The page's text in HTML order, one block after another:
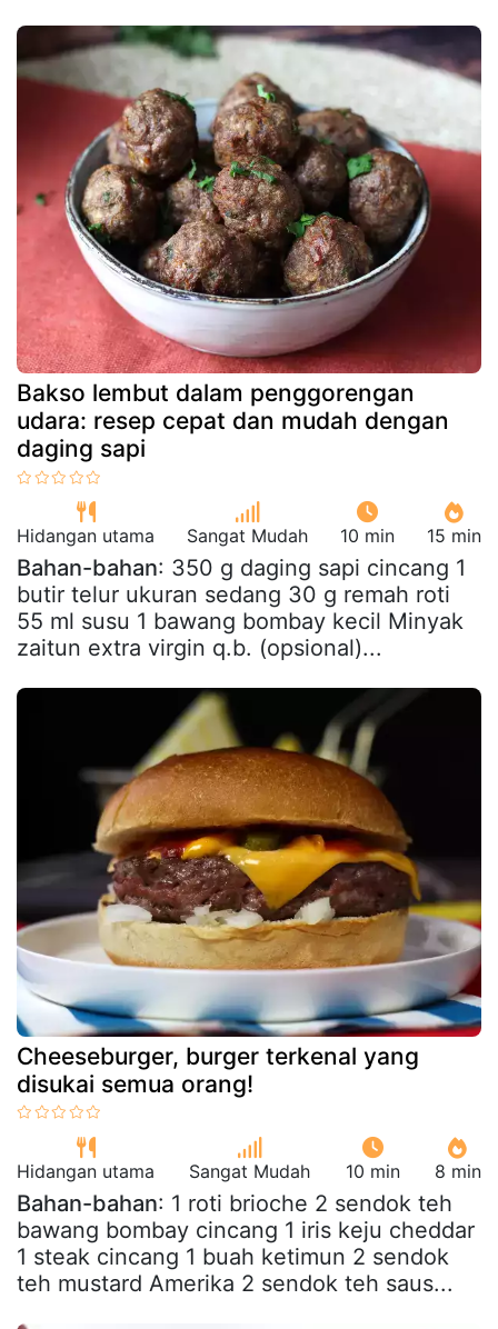
Bakso lembut dalam penggorengan
udara: resep cepat dan mudah dengan
daging sapi
Hidangan utama Sangat Mudah 10 min 15 min
Bahan-bahan: 350 g daging sapi cincang 1
butir telur ukuran sedang 30 g remah roti
55 ml susu 1 bawang bombay kecil Minyak
zaitun extra virgin q.b. (opsional)...
Cheeseburger, burger terkenal yang
disukai semua orang!
Hidangan utama Sangat Mudah 10 min 8 min
Bahan-bahan: 1 roti brioche 2 sendok teh
bawang bombay cincang 1 iris keju cheddar
1 steak cincang 1 buah ketimun 2 sendok
teh mustard Amerika 2 sendok teh saus...